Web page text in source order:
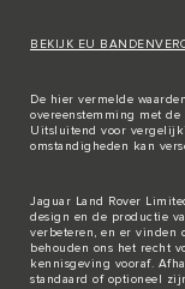
BEKIJK EU
De hier vermelde
overeenstemming met de
Uitsluitend voor
omstandigheden kan
Jaguar Land Rover
design en de productie
verbeteren, en er vinden
behouden ons het recht
kennisgeving vooraf.
standaard of optioneel